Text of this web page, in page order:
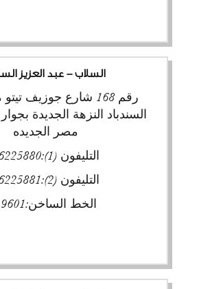
السلاب - عبد العزيز
رقم 168 شارع جوزيف
السندباد النزهة الجديدة
مصر الجديده
التليفون (1):
التليفون (2):
الخط الساخن: